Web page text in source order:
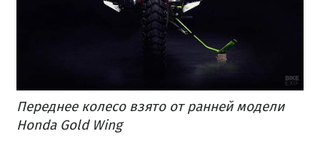
Переднее колесо взято от ранней модели
Honda Gold Wing